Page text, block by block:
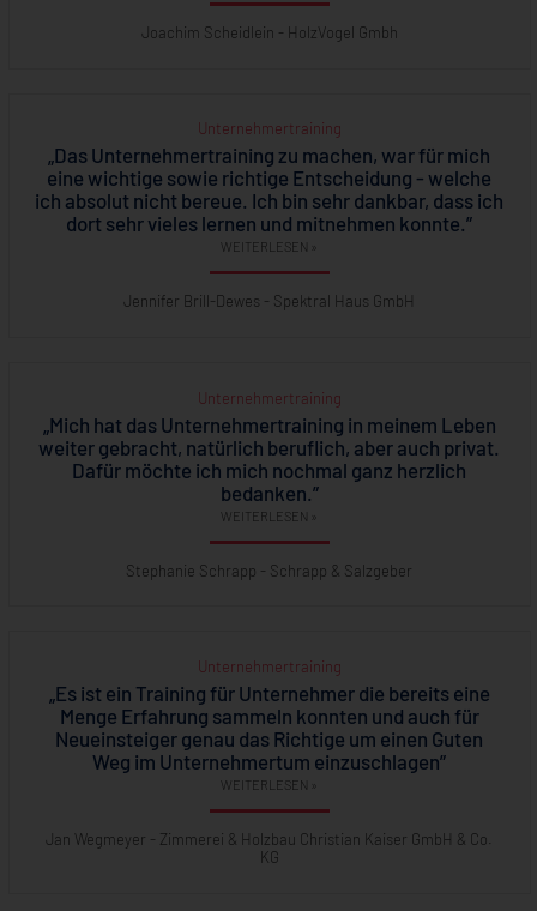
Joachim Scheidlein - HolzVogel Gmbh
Unternehmertraining
„Das Unternehmertraining zu machen, war für mich
eine wichtige sowie richtige Entscheidung - welche
ich absolut nicht bereue. Ich bin sehr dankbar, dass ich
dort sehr vieles lernen und mitnehmen konnte.”
WEITERLESEN »
Jennifer Brill-Dewes - Spektral Haus GmbH
Unternehmertraining
„Mich hat das Unternehmertraining in meinem Leben
weiter gebracht, natürlich beruflich, aber auch privat.
Dafür möchte ich mich nochmal ganz herzlich
bedanken.”
WEITERLESEN »
Stephanie Schrapp - Schrapp & Salzgeber
Unternehmertraining
„Es ist ein Training für Unternehmer die bereits eine
Menge Erfahrung sammeln konnten und auch für
Neueinsteiger genau das Richtige um einen Guten
Weg im Unternehmertum einzuschlagen”
WEITERLESEN »
Jan Wegmeyer - Zimmerei & Holzbau Christian Kaiser GmbH & Co.
KG